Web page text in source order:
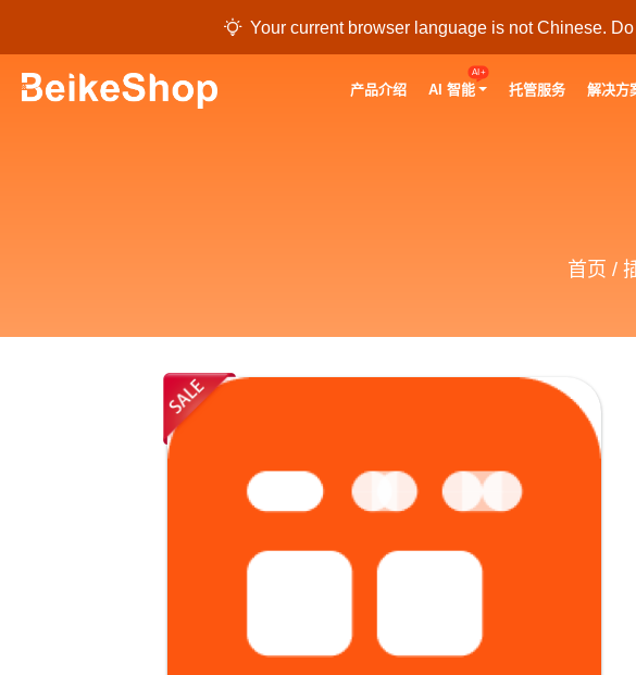
 Your current browser language is not Chinese.
产品介绍
AI+
AI 智能 托管服务 解决方
首页 /